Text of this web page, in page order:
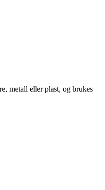
metall eller plast, og brukes